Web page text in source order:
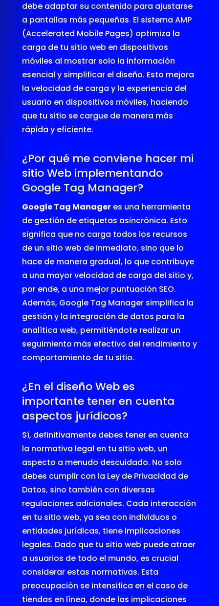
debe adaptar su contenido para ajustarse
a pantallas más pequeñas. El sistema AMP
(Accelerated Mobile Pages) optimiza la
carga de tu sitio web en dispositivos
móviles al mostrar solo la información
esencial y simplificar el diseño. Esto mejora
la velocidad de carga y la experiencia del
usuario en dispositivos móviles, haciendo
que tu sitio se cargue de manera más
rápida y eficiente.
¿Por qué me conviene hacer mi
sitio Web implementando
Google Tag Manager?
Google Tag Manageres una herramienta
de gestión de etiquetas asincrónica. Esto
significa que no carga todos los recursos
de un sitio web de inmediato, sino que lo
hace de manera gradual, lo que contribuye
a una mayor velocidad de carga del sitio y,
por ende, a una mejor puntuación SEO.
Además, Google Tag Manager simplifica la
gestión y la integración de datos para la
analítica web, permitiéndote realizar un
seguimiento más efectivo del rendimiento y
comportamiento de tu sitio.
¿En el diseño Web es
importante tener en cuenta
aspectos jurídicos?
Sí, definitivamente debes tener en cuenta
la normativa legal en tu sitio web, un
aspecto a menudo descuidado. No solo
debes cumplir con la Ley de Privacidad de
Datos, sino también con diversas
regulaciones adicionales. Cada interacción
en tu sitio web, ya sea con individuos o
entidades jurídicas, tiene implicaciones
legales. Dado que tu sitio web puede atraer
a usuarios de todo el mundo, es crucial
considerar estas normativas. Esta
preocupación se intensifica en el caso de
tiendas en línea, donde las implicaciones